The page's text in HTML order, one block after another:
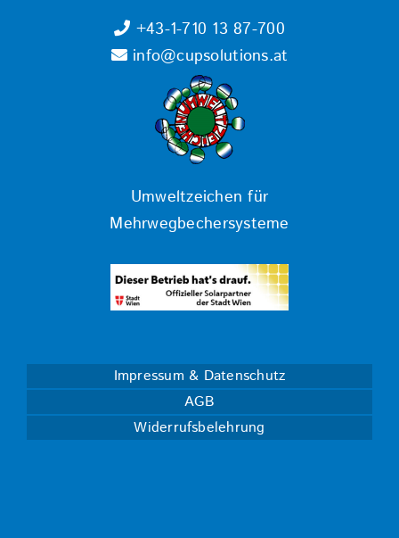
+43-1-710 13 87-700
info@cupsolutions.at
Umweltzeichen für
Mehrwegbechersysteme
Impressum & Datenschutz
AGB
Widerrufsbelehrung